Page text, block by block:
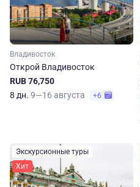
Владивосток
Открой Владивосток
RUB 76,750
8 дн. 9—16 августа +6
Экскурсионные туры
Хит